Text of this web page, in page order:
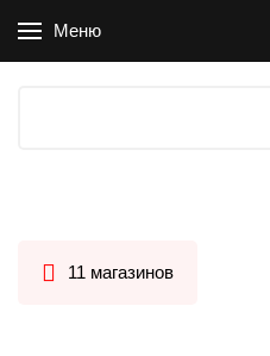
Меню
11 магазинов